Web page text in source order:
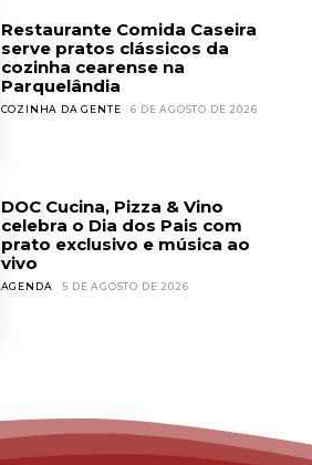
Restaurante Comida Caseira
serve pratos clássicos da
cozinha cearense na
Parquelândia
COZINHA DA GENTE 6 DE AGOSTO DE 2026
DOC Cucina, Pizza & Vino
celebra o Dia dos Pais com
prato exclusivo e música ao
vivo
AGENDA 5 DE AGOSTO DE 2026